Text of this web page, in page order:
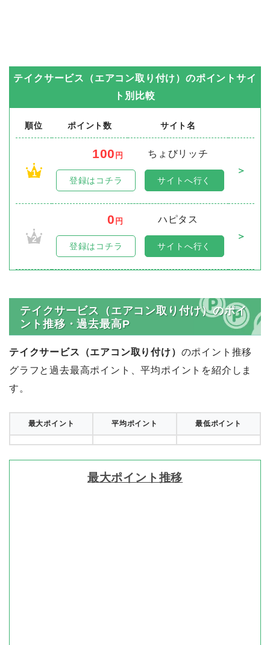
テイクサービス（エアコン取り付け） のポイントサイ
ト別比較
順位 ポイント数 サイト名
1
100 円
ちょびリッチ
＞
登録はコチラ サイトへ行く
2
0 円
ハピタス
＞
登録はコチラ サイトへ行く
テイクサービス（エアコン取り付け）のポイ
ント推移・過去最高P
テイクサービス（エアコン取り付け） のポイント推移
グラフと過去最高ポイント、平均ポイントを紹介しま
す。
最大ポイント 平均ポイント 最低ポイント
最大ポイント推移